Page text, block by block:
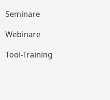
Seminare
Webinare
Tool-Training